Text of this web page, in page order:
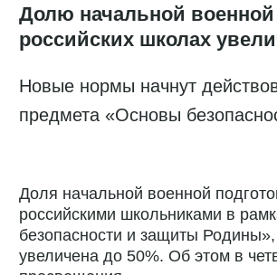
Долю начальной военной
российских школах
Новые нормы начнут
предмета «Основы
Доля начальной военной
российскими школьниками в
безопасности и защиты Родины»,
увеличена до 50%. Об этом в